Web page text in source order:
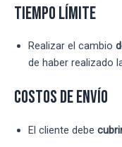
Tiempo Límite
Realizar el cambio
de haber realizado
Costos de Envío
El cliente debe